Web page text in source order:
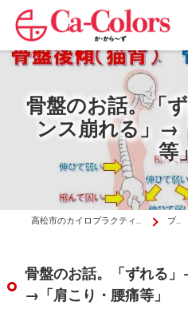
骨盤のお話。「
ンス崩れる」→
等
高松市のカイロプラクティックはか・から～ず施術院 ブログ
骨盤のお話。「ずれる
→「肩こり・腰痛等」